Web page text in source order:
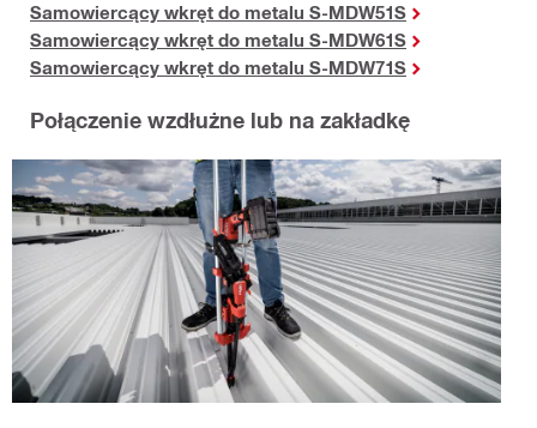
Samowiercący wkręt do metalu S-MDW51S
Samowiercący wkręt do metalu S-MDW61S
Samowiercący wkręt do metalu S-MDW71S
Połączenie wzdłużne lub na zakładkę